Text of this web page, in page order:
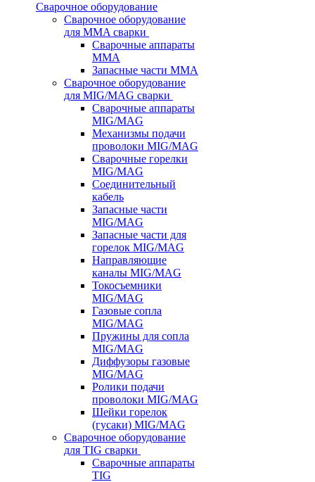
Сварочное оборудование
Сварочное оборудование
для MMA сварки
Сварочные аппараты
MMA
Запасные части MMA
Сварочное оборудование
для MIG/MAG сварки
Сварочные аппараты
MIG/MAG
Механизмы подачи
проволоки MIG/MAG
Сварочные горелки
MIG/MAG
Соединительный
кабель
Запасные части
MIG/MAG
Запасные части для
горелок MIG/MAG
Направляющие
каналы MIG/MAG
Токосъемники
MIG/MAG
Газовые сопла
MIG/MAG
Пружины для сопла
MIG/MAG
Диффузоры газовые
MIG/MAG
Ролики подачи
проволоки MIG/MAG
Шейки горелок
(гусаки) MIG/MAG
Сварочное оборудование
для TIG сварки
Сварочные аппараты
TIG